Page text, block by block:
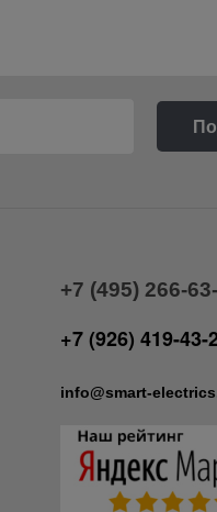
+7 (495) 266-
+7 (926) 419-43-
info@smart-